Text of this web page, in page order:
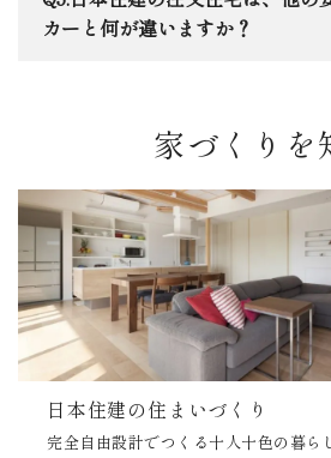
例をご覧いただきながら、ご家
え」は意外と厳しいものです。
を抑えながら、一年中素足で過
カーと何が違いますか？
性能とデザインのバランス、そ
た「設計の自由度」と「地元へ
手の安心感と地元の工務店のよ
両方を兼ね備えていると自負して
社があるからこそ、お引き渡し後
も迅速に駆けつけます。
家づくりを
日本住建の住まいづくり
完全自由設計でつくる十人十色の暮ら